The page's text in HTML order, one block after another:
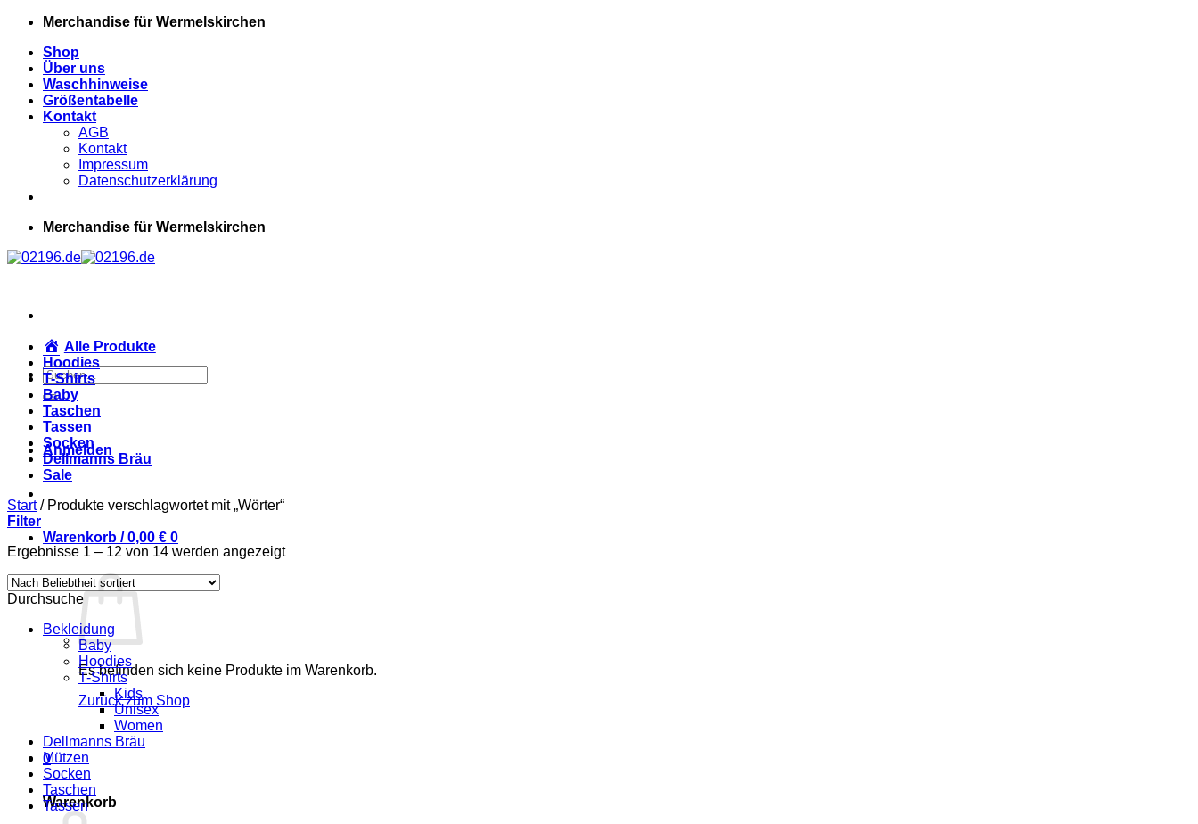
Zum
springen
Merchandise für Wermelskirchen
Shop
Über uns
Waschhinweise
Größentabelle
Kontakt
AGB
Kontakt
Impressum
Datenschutzerklärung
Merchandise für Wermelskirchen
Suchen
nach:
Anmelden
Warenkorb /0,00 € 0
Es befinden sich keine Produkte im Warenkorb.
Zurück zum Shop
0
Warenkorb
Alle Produkte
Hoodies
T-Shirts
Baby
Taschen
Tassen
Socken
Dellmanns Bräu
Sale
Start /Produkte verschlagwortet mit „Wörter“
Filter
Ergebnisse 1 – 12 von 14 werden angezeigtNach
Durchsuche
Bekleidung
Baby
Hoodies
T-Shirts
Kids
Unisex
Women
Dellmanns Bräu
Mützen
Socken
Taschen
Tassen